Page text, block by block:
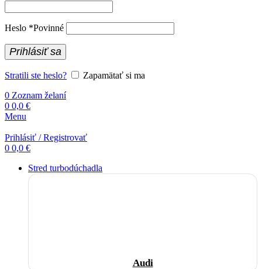
Heslo *Povinné
Prihlásiť sa
Stratili ste heslo?
Zapamätať si ma
0 Zoznam želaní
0 0,0 €
Menu
Prihlásiť / Registrovať
0 0,0 €
Stred turbodúchadla
Audi